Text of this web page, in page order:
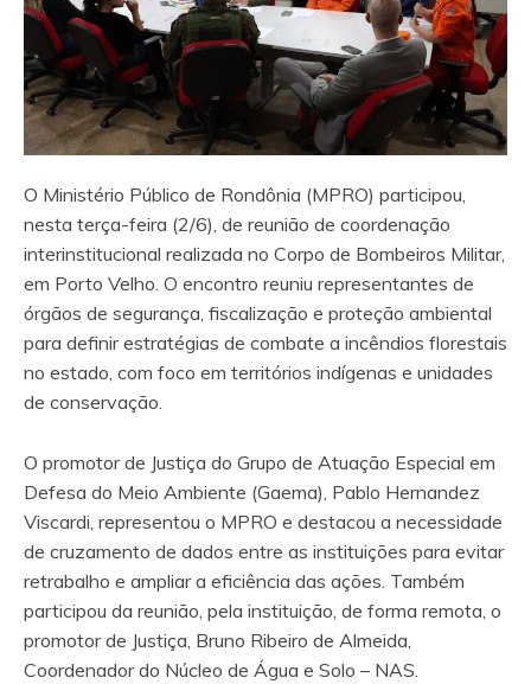
O Ministério Público de Rondônia (MPRO) participou,
nesta terça-feira (2/6), de reunião de coordenação
interinstitucional realizada no Corpo de Bombeiros Militar,
em Porto Velho. O encontro reuniu representantes de
órgãos de segurança, fiscalização e proteção ambiental
para definir estratégias de combate a incêndios florestais
no estado, com foco em territórios indígenas e unidades
de conservação.
O promotor de Justiça do Grupo de Atuação Especial em
Defesa do Meio Ambiente (Gaema), Pablo Hernandez
Viscardi, representou o MPRO e destacou a necessidade
de cruzamento de dados entre as instituições para evitar
retrabalho e ampliar a eficiência das ações. Também
participou da reunião, pela instituição, de forma remota, o
promotor de Justiça, Bruno Ribeiro de Almeida,
Coordenador do Núcleo de Água e Solo – NAS.